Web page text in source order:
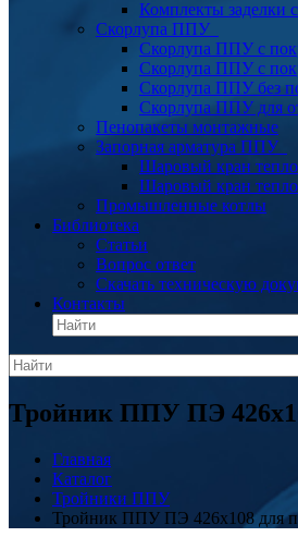
Комплекты заделки
Скорлупа ППУ
Скорлупа ППУ с
Скорлупа ППУ с
Скорлупа ППУ без
Скорлупа ППУ для
Пенопакеты монтажные
Запорная арматура ППУ
Шаровый кран
Шаровый кран
Промышленные котлы
Библиотека
Статьи
Вопрос ответ
Скачать техническую
Контакты
Тройник ППУ ПЭ
Главная
Каталог
Тройники ППУ
Тройник ППУ ПЭ 426x108 для